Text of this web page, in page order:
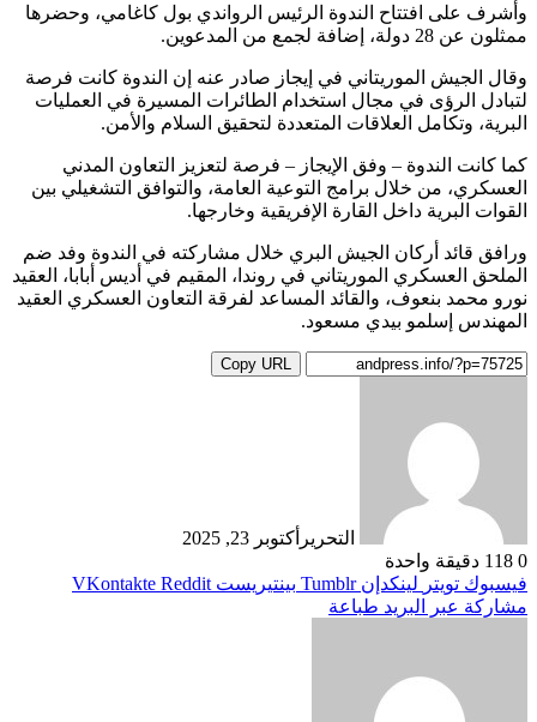
وأشرف على افتتاح الندوة الرئيس الرواندي بول كاغامي، وحضرها
ممثلون عن 28 دولة، إضافة لجمع من المدعوين.
وقال الجيش الموريتاني في إيجاز صادر عنه إن الندوة كانت فرصة
لتبادل الرؤى في مجال استخدام الطائرات المسيرة في العمليات
البرية، وتكامل العلاقات المتعددة لتحقيق السلام والأمن.
كما كانت الندوة – وفق الإيجاز – فرصة لتعزيز التعاون المدني
العسكري، من خلال برامج التوعية العامة، والتوافق التشغيلي بين
القوات البرية داخل القارة الإفريقية وخارجها.
ورافق قائد أركان الجيش البري خلال مشاركته في الندوة وفد ضم
الملحق العسكري الموريتاني في روندا، المقيم في أديس أبابا، العقيد
نورو محمد بنعوف، والقائد المساعد لفرقة التعاون العسكري العقيد
المهندس إسلمو بيدي مسعود.
Copy URL
التحرير أكتوبر 23, 2025
0
دقيقة واحدة
فيسبوك تويتر لينكدإن بينتيريست
مشاركة عبر البريد طباعة